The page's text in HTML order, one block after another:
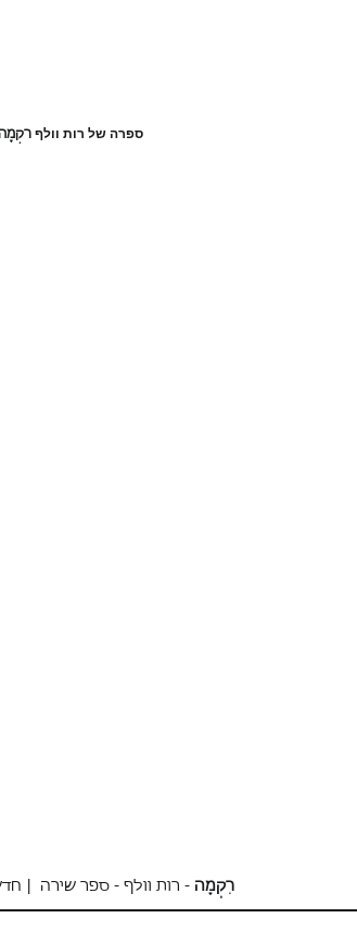
ספרה של רות וולף
רִקְמָה - רות וולף - ספר שירה |